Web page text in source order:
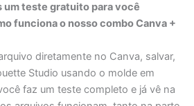
um teste gratuito para você
funciona o nosso combo Canva +
diretamente no Canva, salvar,
Studio usando o molde em
faz um teste completo e já vê na